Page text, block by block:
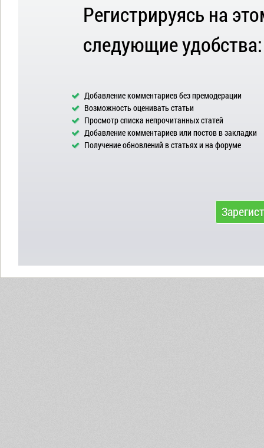
Регистрируясь на
следующие удобства:
Добавление комментариев без премодерации
Возможность оценивать статьи
Просмотр списка непрочитанных статей
Добавление комментариев или постов в закладки
Получение обновлений в статьях и на форуме